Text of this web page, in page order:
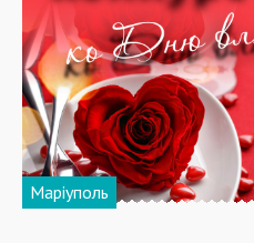
Маріуполь